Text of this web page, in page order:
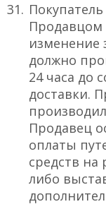
Продавцом
изменение
должно
24 часа до
доставки.
Продавец
оплаты
средств на
либо